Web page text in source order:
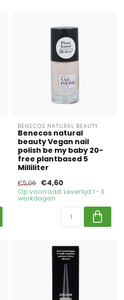
BENECOS NATURAL BEAUTY
Benecos natural
beauty Vegan nail
polish be my baby 20-
free plantbased 5
Milliliter
€5,06 €4,60
Op voorraad. Levertijd 1 - 3
werkdagen